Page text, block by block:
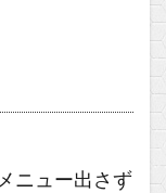
ニュー出さず